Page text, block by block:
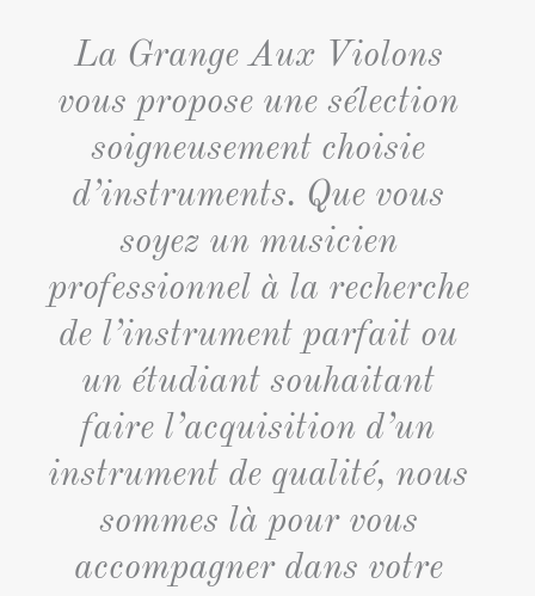
La Grange Aux Violons
vous propose une sélection
soigneusement choisie
d’instruments. Que vous
soyez un musicien
professionnel à la recherche
de l’instrument parfait ou
un étudiant souhaitant
faire l’acquisition d’un
instrument de qualité, nous
sommes là pour vous
accompagner dans votre